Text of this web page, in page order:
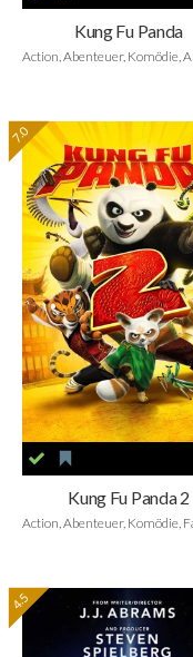
Kung Fu Panda
7.0
Kung Fu Panda 2
4.5